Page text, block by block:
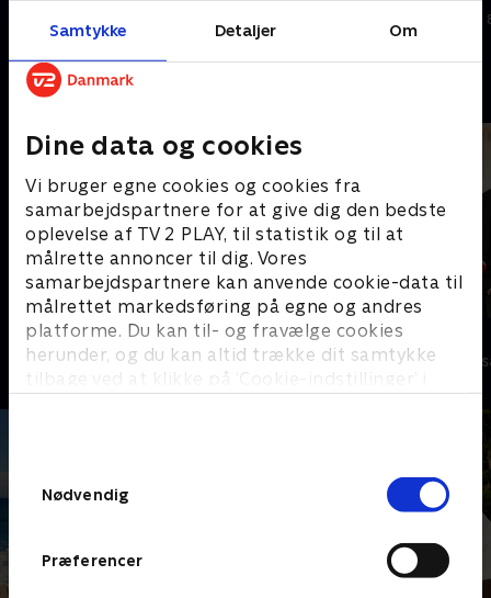
Samtykke Detaljer Om
Dine data og cookies
Vi bruger egne cookies og cookies fra
samarbejdspartnere for at give dig den bedste
oplevelse af TV 2 PLAY, til statistik og til at
målrette annoncer til dig. Vores
samarbejdspartnere kan anvende cookie-data til
målrettet markedsføring på egne og andres
platforme. Du kan til- og fravælge cookies
herunder, og du kan altid trække dit samtykke
tilbage ved at klikke på ’Cookie-indstillinger’ i
Nødvendig
Præferencer
feriekolonien.
Andre så også
Danmarks dummeste
TV-Shows • 1 sæsoner
Stormester
TV-Shows • 10